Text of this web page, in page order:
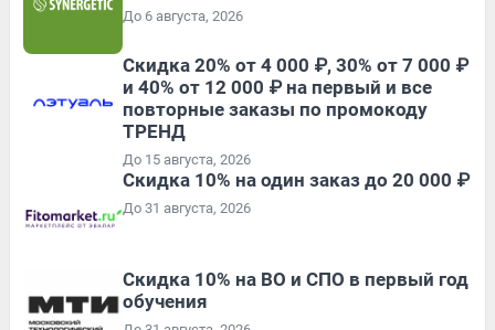
До 6 августа, 2026
Скидка 20% от 4 000 ₽, 30% от 7 000 ₽
и 40% от 12 000 ₽ на первый и все
повторные заказы по промокоду
ТРЕНД
До 15 августа, 2026
Скидка 10% на один заказ до 20 000 ₽
До 31 августа, 2026
Скидка 10% на ВО и СПО в первый год
обучения